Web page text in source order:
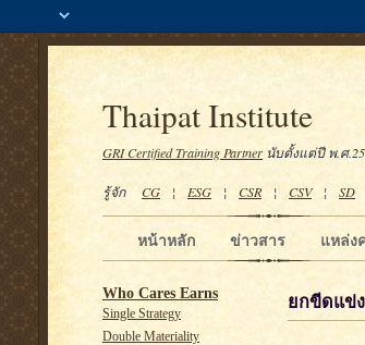
Thaipat Institute
GRI Certified Training Partner นับตั้งแต่ปี พ.ศ
รู้จัก CG ¦ ESG ¦ CSR¦ CSV¦ SD
แหล่ง
ข่าวสาร
หน้าหลัก
Who Cares Earns
Single Strategy
Double Materiality
ยกขีดแข่